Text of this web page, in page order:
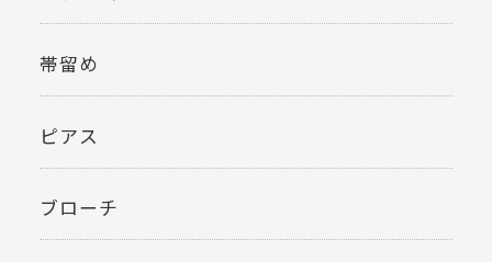
帯留め
ピアス
ブローチ